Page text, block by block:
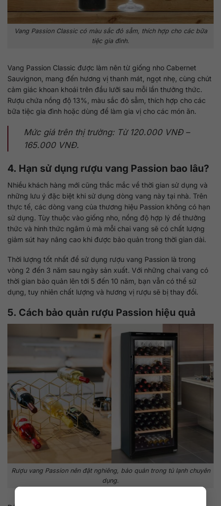
Vang Passion Classic có màu sắc đỏ sẫm, thích hợp cho các bữa
tiệc gia đình.
Vang Passion Classic được làm nên từ giống nho Cabernet
Sauvignon, mang đến hương vị thanh mát, ngọt nhẹ, cùng chút
cảm giác khoan khoái trên đầu lưỡi sau mỗi lần thưởng thức.
Rượu chứa nồng độ 13%, màu sắc đỏ sẫm, thích hợp cho các
bữa tiệc gia đình hoặc dùng để làm gia vị cho các món ăn.
Mức giá trên thị trường: Từ 120.000 VNĐ –
165.000 VNĐ.
4. Hạn sử dụng rượu vang Passion bao lâu?
Nhiều khách hàng mới cũng thắc mắc về thời gian sử dụng và
những lưu ý đặc biệt khi sử dụng dòng vang này tại nhà. Trên
thực tế, các dòng vang của thương hiệu Passion không có hạn
sử dụng. Tùy thuộc vào giống nho, nồng độ hợp lý để thưởng
thức và hình thức ngâm ủ mà mỗi chai vang sẽ có chất lượng
giảm sút hay nâng cao khi được bảo quản trong thời gian dài.
Thời lượng tốt nhất để sử dụng rượu vang Passion là trong
vòng 2 đến 3 năm sau ngày sản xuất. Với những chai vang có
thời gian bảo quản lên tới 5 đến 10 năm, bạn vẫn có thể sử
dụng, tuy nhiên chất lượng và hương vị rượu sẽ bị thay đổi.
5. Cách bảo quản rượu Passion hiệu quả
Rượu vang Passion nên đặt nghiêng, bảo quản trong tủ lạnh chuyên
dụng.